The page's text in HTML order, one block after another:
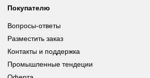
Покупателю
Вопросы-ответы
Разместить заказ
Контакты и поддержка
Промышленные тендеции